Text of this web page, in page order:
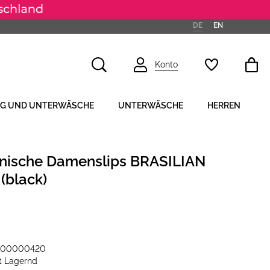
DE EN
Konto
UND UNTERWÄSCHE UNTERWÄSCHE HERREN
Damenslips BRASILIAN
(black)
Lagernd